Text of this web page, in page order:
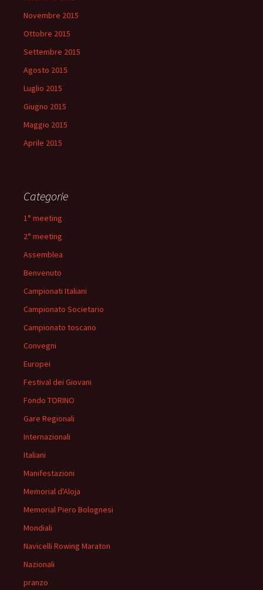
Novembre 2015
Ottobre 2015
Settembre 2015
Agosto 2015
Luglio 2015
Giugno 2015
Maggio 2015
Aprile 2015
Categorie
1° meeting
2° meeting
Assemblea
Benvenuto
Campionati Italiani
Campionato Societario
Campionato toscano
Convegni
Europei
Festival dei Giovani
Fondo TORINO
Gare Regionali
Internazionali
Italiani
Manifestazioni
Memorial d'Aloja
Memorial Piero Bolognesi
Mondiali
Navicelli Rowing Maraton
Nazionali
pranzo